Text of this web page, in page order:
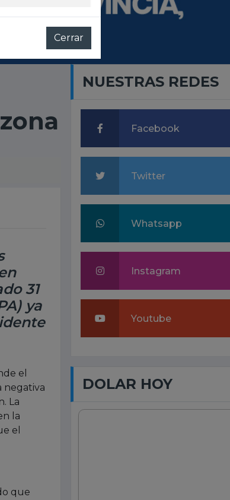
31
ya
el
negativa
La
la
el
que
NUESTRAS REDES
Facebook
Twitter
Whatsapp
Instagram
Youtube
DOLAR HOY
Cerrar